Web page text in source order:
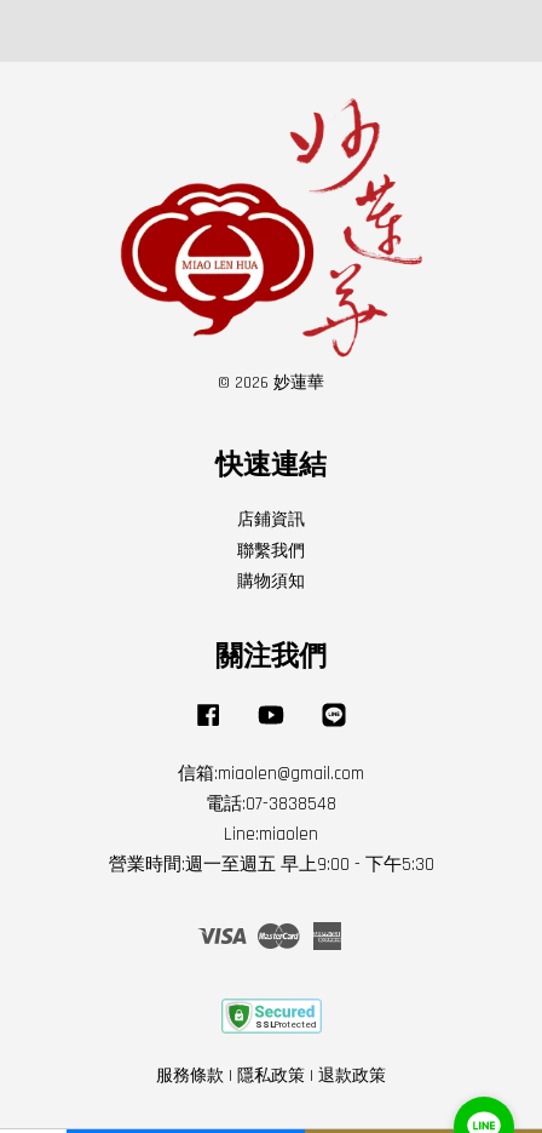
© 2026 妙蓮華
快速連結
店鋪資訊
聯繫我們
購物須知
關注我們
Facebook YouTube
信箱:miaolen@gmail.com
電話:07-3838548
Line:miaolen
營業時間:週一至週五 早上9:00 - 下午5:30
Visa Master
服務條款 | 隱私政策 | 退款政策